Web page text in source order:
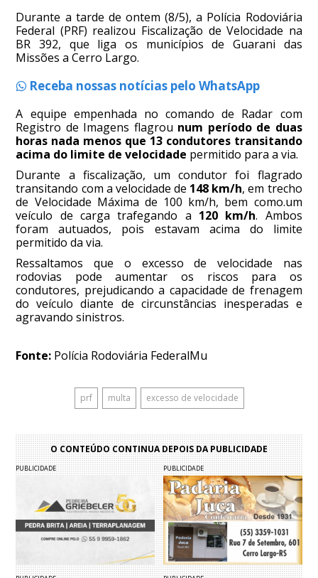
Durante a tarde de ontem (8/5), a Polícia Rodoviária
Federal (PRF) realizou Fiscalização de Velocidade na
BR 392, que liga os municípios de Guarani das
Missões a Cerro Largo.
Receba nossas notícias pelo WhatsApp
A equipe empenhada no comando de Radar com
Registro de Imagens flagrou num período de duas
horas nada menos que 13 condutores transitando
acima do limite de velocidade permitido para a via.
Durante a fiscalização, um condutor foi flagrado
transitando com a velocidade de 148 km/h, em trecho
de Velocidade Máxima de 100 km/h, bem como.um
veículo de carga trafegando a 120 km/h. Ambos
foram autuados, pois estavam acima do limite
permitido da via.
Ressaltamos que o excesso de velocidade nas
rodovias pode aumentar os riscos para os
condutores, prejudicando a capacidade de frenagem
do veículo diante de circunstâncias inesperadas e
agravando sinistros.
Fonte: Polícia Rodoviária FederalMu
prf multa excesso de velocidade
O CONTEÚDO CONTINUA DEPOIS DA PUBLICIDADE
PUBLICIDADE PUBLICIDADE